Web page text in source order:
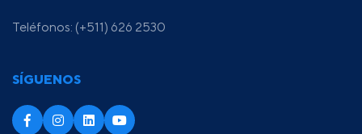
Teléfonos: (+511) 626 2530
SÍGUENOS